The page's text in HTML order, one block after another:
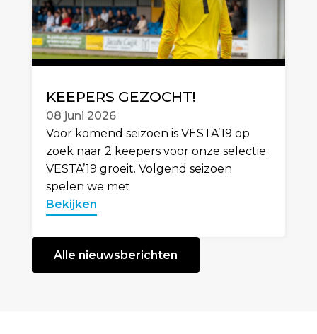
KEEPERS GEZOCHT!
08 juni 2026
Voor komend seizoen is VESTA’19 op
zoek naar 2 keepers voor onze selectie.
VESTA’19 groeit. Volgend seizoen
spelen we met
Bekijken
Alle nieuwsberichten